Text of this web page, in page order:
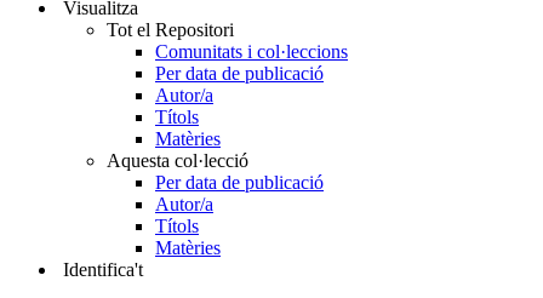
Visualitza
Tot el Repositori
Comunitats i col·leccions
Per data de publicació
Autor/a
Títols
Matèries
Aquesta col·lecció
Per data de publicació
Autor/a
Títols
Matèries
Identifica't